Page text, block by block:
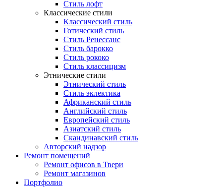
Стиль лофт
Классические стили
Классический стиль
Готический стиль
Стиль Ренессанс
Стиль барокко
Стиль рококо
Стиль классицизм
Этнические стили
Этнический стиль
Стиль эклектика
Африканский стиль
Английский стиль
Европейский стиль
Азиатский стиль
Скандинавский стиль
Авторский надзор
Ремонт помещений
Ремонт офисов в Твери
Ремонт магазинов
Портфолио